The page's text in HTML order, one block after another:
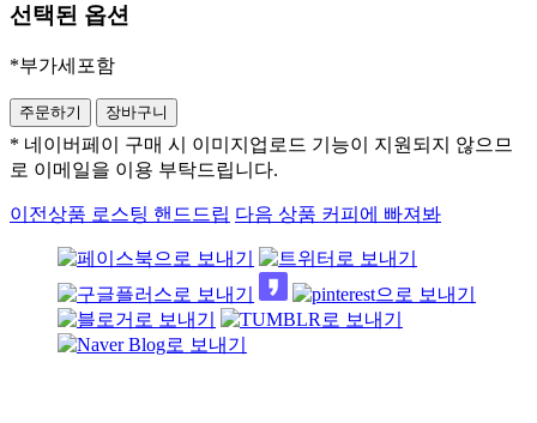
선택된 옵션
*부가세포함
* 네이버페이 구매 시 이미지업로드 기능이 지원되지 않으므
로 이메일을 이용 부탁드립니다.
이전상품 로스팅 핸드드립 다음 상품 커피에 빠져봐